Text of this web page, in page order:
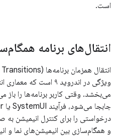
است.
انتقال‌های برنامه
ویژگی در اندروید ۹ است
می‌بخشد. وقتی کاربر برنامه‌ها را باز
درخواستی را برای کنترل انیمیشن
و همگام‌سازی بین انیمیشن‌های نما